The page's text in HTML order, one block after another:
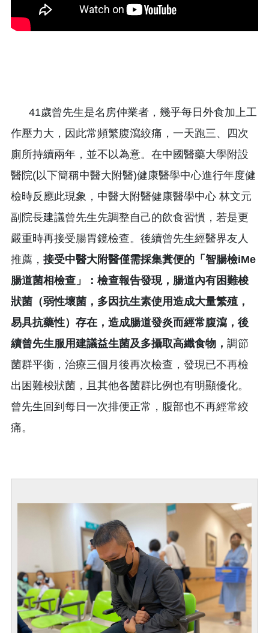
41歲曾先生是名房仲業者，幾乎每日外食加上工
作壓力大，因此常頻繁腹瀉絞痛，一天跑三、四次
廁所持續兩年，並不以為意。在中國醫藥大學附設
醫院(以下簡稱中醫大附醫)健康醫學中心進行年度健
檢時反應此現象，中醫大附醫健康醫學中心 林文元
副院長建議曾先生先調整自己的飲食習慣，若是更
嚴重時再接受腸胃鏡檢查。後續曾先生經醫界友人
推薦， 接受中醫大附醫僅需採集糞便的「智腸檢iMe
腸道菌相檢查」： 檢查報告發現，腸道內有困難梭
狀菌（弱性壞菌，多因抗生素使用造成大量繁殖，
易具抗藥性）存在，造成腸道發炎而經常腹瀉，後
續曾先生服用建議益生菌及多攝取高纖食物， 調節
菌群平衡，治療三個月後再次檢查，發現已不再檢
出困難梭狀菌，且其他各菌群比例也有明顯優化。
曾先生回到每日一次排便正常，腹部也不再經常絞
痛。